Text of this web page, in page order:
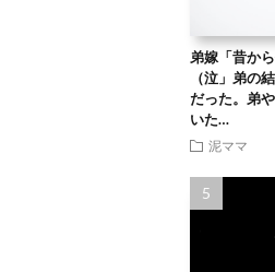
弟嫁「昔か
（泣」弟の
だった。弟
いた…
泥ママ